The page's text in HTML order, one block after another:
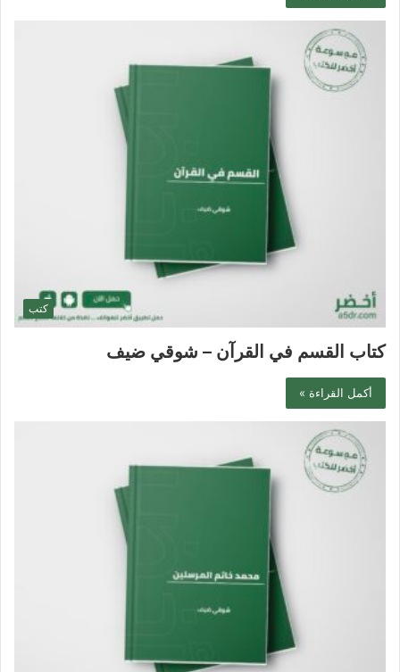
كتب
كتاب القسم في القرآن – شوقي ضيف
أكمل القراءة »